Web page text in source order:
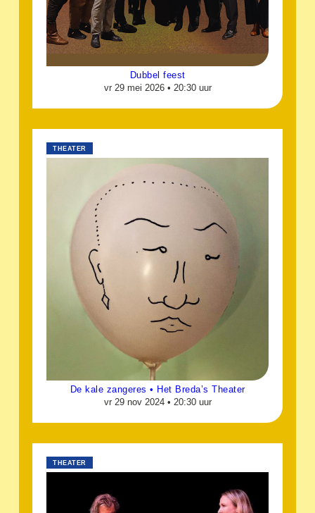
Dubbel feest
vr 29 mei 2026 • 20:30 uur
THEATER
De kale zangeres • Het Breda’s Theater
vr 29 nov 2024 • 20:30 uur
THEATER